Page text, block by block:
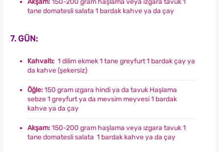
Akşam:150-200 gram haşlama veya ızgara tavuk 1
tane domatesli salata 1 bardak kahve ya da çay
7. GÜN:
Kahvaltı: 1 dilim ekmek 1 tane greyfurt 1 bardak çay ya
da kahve (şekersiz)
Öğle:150 gram ızgara hindi ya da tavuk Haşlama
sebze 1 greyfurt ya da mevsim meyvesi 1 bardak
kahve ya da çay
Akşam:150-200 gram haşlama veya ızgara tavuk 1
tane domatesli salata 1 bardak kahve ya da çay